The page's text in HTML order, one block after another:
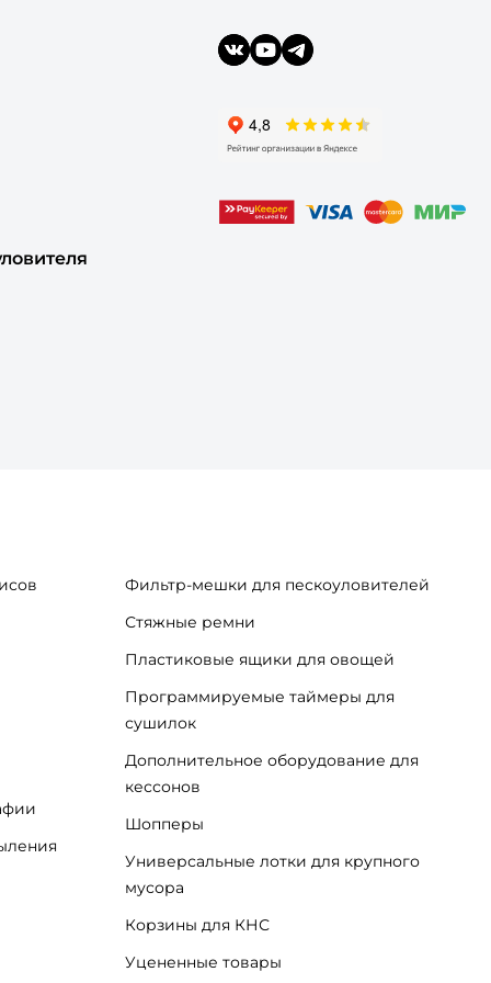
Фильтр-мешки для пескоуловителей
Стяжные ремни
Пластиковые ящики для овощей
Программируемые таймеры для
сушилок
Дополнительное оборудование для
кессонов
Шопперы
Универсальные лотки для крупного
мусора
Корзины для КНС
Уцененные товары